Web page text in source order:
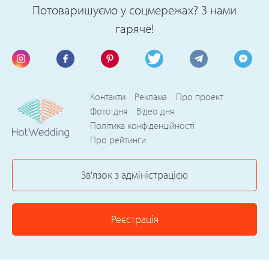
Потоваришуємо у соцмережах? З нами
гаряче!
Контакти Реклама
Про проект
Фото дня
Відео дня
Політика конфіденційності
Про рейтинги
Зв'язок з адміністрацією
Реєстрація